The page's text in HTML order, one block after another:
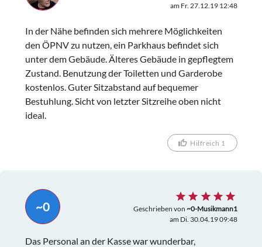
am Fr. 27.12.19 12:48
In der Nähe befinden sich mehrere Möglichkeiten
den ÖPNV zu nutzen, ein Parkhaus befindet sich
unter dem Gebäude. Älteres Gebäude in gepflegtem
Zustand. Benutzung der Toiletten und Garderobe
kostenlos. Guter Sitzabstand auf bequemer
Bestuhlung. Sicht von letzter Sitzreihe oben nicht
ideal.
Hilfreich 1
~0 Geschrieben von ~0-Musikmann1
am Di. 30.04.19 09:48
Das Personal an der Kasse war wunderbar,